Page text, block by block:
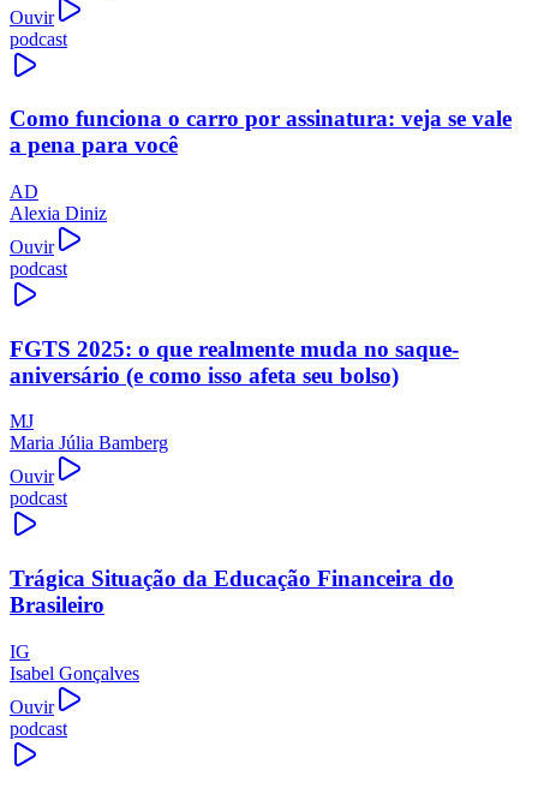
Ouvir
podcast
Como funciona o carro por assinatura: veja se vale
a pena para você
AD
Alexia Diniz
Ouvir
podcast
FGTS 2025: o que realmente muda no saque-
aniversário (e como isso afeta seu bolso)
MJ
Maria Júlia Bamberg
Ouvir
podcast
Trágica Situação da Educação Financeira do
Brasileiro
IG
Isabel Gonçalves
Ouvir
podcast